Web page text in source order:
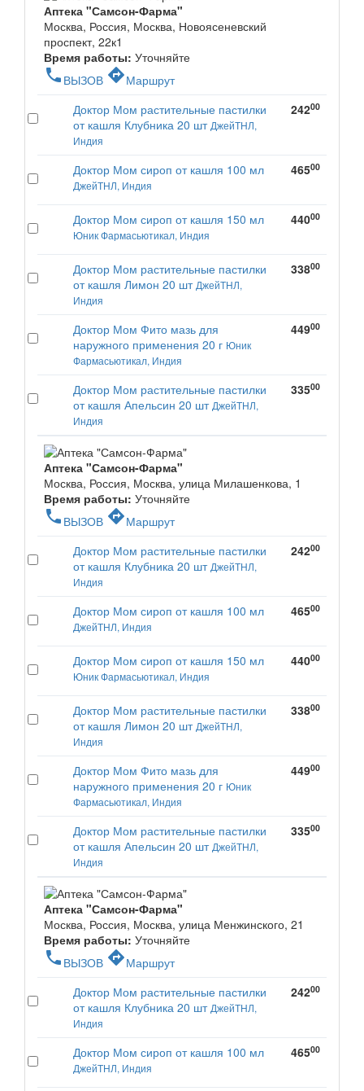
Аптека "Самсон-Фарма"
Москва, Россия, Москва, Новоясеневский
проспект, 22к1
Время работы: Уточняйте
phone ВЫЗОВ directionsМаршрут
Доктор Мом растительные пастилки
от кашля Клубника 20 шт ДжейТНЛ,
Индия
24200
Доктор Мом сироп от кашля 100 мл
ДжейТНЛ, Индия
46500
Доктор Мом сироп от кашля 150 мл
Юник Фармасьютикал, Индия
44000
Доктор Мом растительные пастилки
от кашля Лимон 20 шт ДжейТНЛ,
Индия
33800
Доктор Мом Фито мазь для
наружного применения 20 г Юник
Фармасьютикал, Индия
44900
Доктор Мом растительные пастилки
от кашля Апельсин 20 шт ДжейТНЛ,
Индия
33500
Аптека "Самсон-Фарма"
Москва, Россия, Москва, улица Милашенкова, 1
Время работы: Уточняйте
phone ВЫЗОВ directionsМаршрут
Доктор Мом растительные пастилки
от кашля Клубника 20 шт ДжейТНЛ,
Индия
24200
Доктор Мом сироп от кашля 100 мл
ДжейТНЛ, Индия
46500
Доктор Мом сироп от кашля 150 мл
Юник Фармасьютикал, Индия
44000
Доктор Мом растительные пастилки
от кашля Лимон 20 шт ДжейТНЛ,
Индия
33800
Доктор Мом Фито мазь для
наружного применения 20 г Юник
Фармасьютикал, Индия
44900
Доктор Мом растительные пастилки
от кашля Апельсин 20 шт ДжейТНЛ,
Индия
33500
Аптека "Самсон-Фарма"
Москва, Россия, Москва, улица Менжинского, 21
Время работы: Уточняйте
phone ВЫЗОВ directionsМаршрут
Доктор Мом растительные пастилки
от кашля Клубника 20 шт ДжейТНЛ,
Индия
24200
Доктор Мом сироп от кашля 100 мл
ДжейТНЛ, Индия
46500